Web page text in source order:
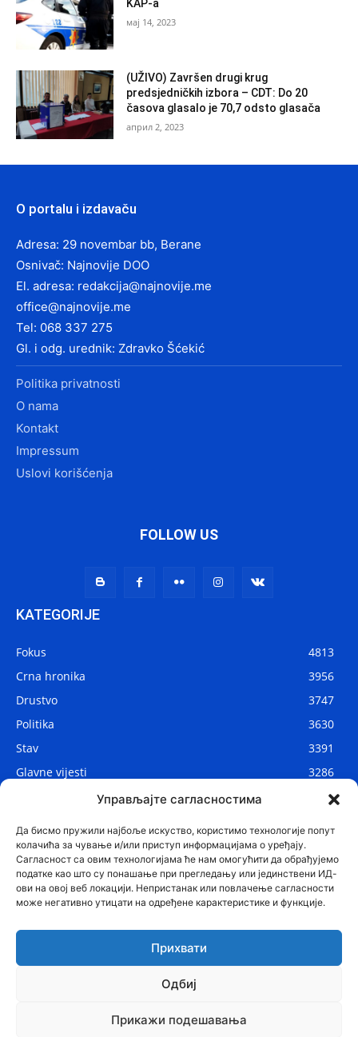
Управљајте сагласностима
Да бисмо пружили најбоље искуство, користимо технологије попут
колачића за чување и/или приступ информацијама о уређају.
Сагласност са овим технологијама ће нам омогућити да обрађујемо
податке као што су понашање при прегледању или јединствени ИД-
ови на овој веб локацији. Непристанак или повлачење сагласности
може негативно утицати на одређене карактеристике и функције.
Прихвати
Одбиј
Прикажи подешавања
KAP-a
мај 14, 2023
(UŽIVO) Završen drugi krug
predsjedničkih izbora – CDT: Do 20
časova glasalo je 70,7 odsto glasača
април 2, 2023
O portalu i izdavaču
Adresa: 29 novembar bb, Berane
Osnivač: Najnovije DOO
El. adresa: redakcija@najnovije.me
office@najnovije.me
Tel: 068 337 275
Gl. i odg. urednik: Zdravko Šćekić
Politika privatnosti
O nama
Kontakt
Impressum
Uslovi korišćenja
FOLLOW US
KATEGORIJE
Fokus
4813
Crna hronika
3956
Drustvo
3747
Politika
3630
Stav
3391
Glavne vijesti
3286
2908